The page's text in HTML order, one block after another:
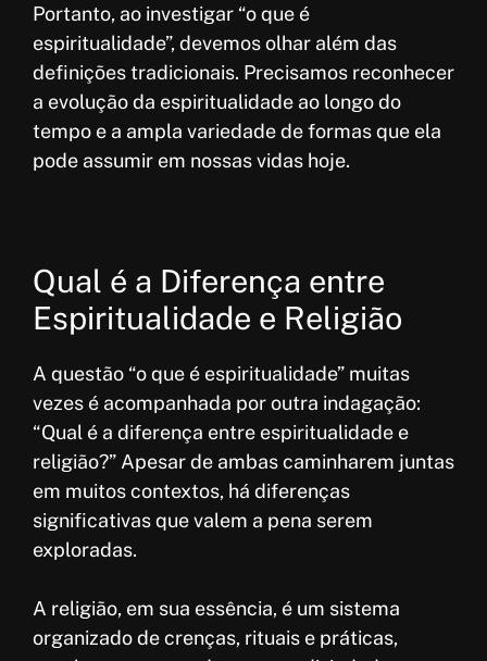
Portanto, ao investigar “o que é
espiritualidade”, devemos olhar além das
definições tradicionais. Precisamos reconhecer
a evolução da espiritualidade ao longo do
tempo e a ampla variedade de formas que ela
pode assumir em nossas vidas hoje.
Qual é a Diferença entre
Espiritualidade e Religião
A questão “o que é espiritualidade” muitas
vezes é acompanhada por outra indagação:
“Qual é a diferença entre espiritualidade e
religião?” Apesar de ambas caminharem juntas
em muitos contextos, há diferenças
significativas que valem a pena serem
exploradas.
A religião, em sua essência, é um sistema
organizado de crenças, rituais e práticas,